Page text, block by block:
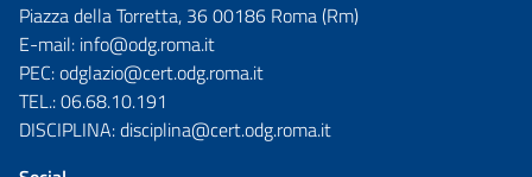
Piazza della Torretta, 36 00186 Roma (Rm)
E-mail: info@odg.roma.it
PEC:odglazio@cert.odg.roma.it
TEL.:06.68.10.191
DISCIPLINA:disciplina@cert.odg.roma.it